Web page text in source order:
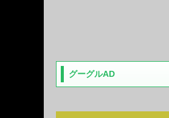
グーグルAD